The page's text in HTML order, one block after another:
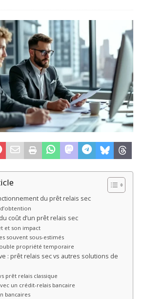
du prêt relais sec
coût d’un prêt relais sec
et son impact
souvent sous-estimés
propriété temporaire
: prêt relais sec vs autres solutions de
prêt relais classique
un crédit-relais bancaire
bancaires